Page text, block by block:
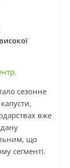
сезонне
вже
що
сегменті.